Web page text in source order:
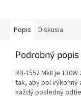
Popis Diskusia
Podrobný popis
RB-1552 MkII je
tak, aby bol
každý posledný